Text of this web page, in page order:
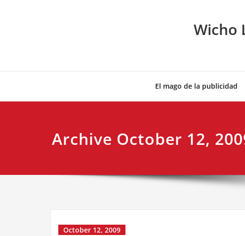
Wicho
El mago de la publicidad
Archive October 12,
October 12, 2009